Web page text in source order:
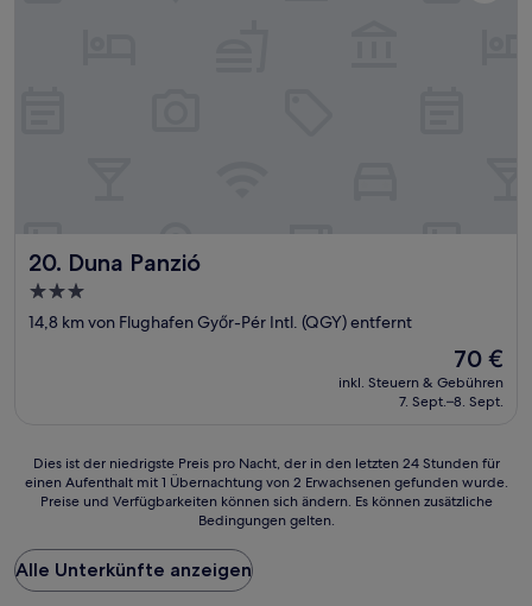
20. Duna Panzió
Duna Panzió
3.0-
Sterne-
14,8 km von Flughafen Győr-Pér Intl. (QGY) entfernt
Der
Preis
beträgt
70 €
inkl. Steuern & Gebühren
7. Sept.–8. Sept.
Dies
ist
Preis
pro
Nacht,
Dies ist der niedrigste Preis pro Nacht, der in den letzten 24 Stunden für
einen Aufenthalt mit 1 Übernachtung von 2 Erwachsenen gefunden wurde.
Preise und Verfügbarkeiten können sich ändern. Es können zusätzliche
Bedingungen gelten.
Alle Unterkünfte anzeigen